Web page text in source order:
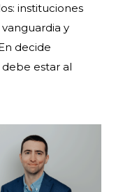
instituciones
y
decide
estar al